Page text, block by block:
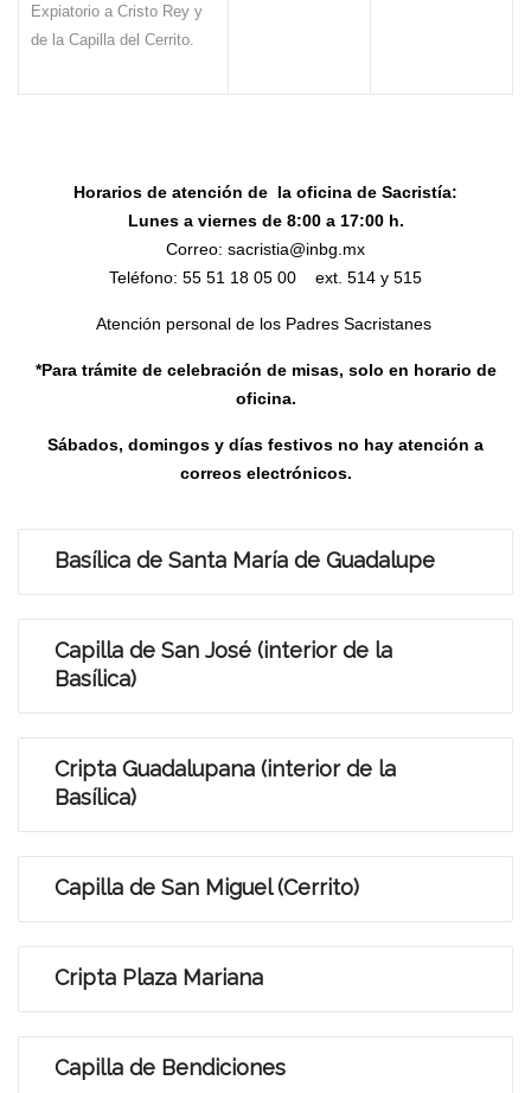
Expiatorio a Cristo Rey y
de la Capilla del Cerrito.
Horarios de atención de la oficina de Sacristía:
Lunes a viernes de 8:00 a 17:00 h.
Correo: sacristia@inbg.mx
Teléfono: 55 51 18 05 00 ext. 514 y 515
Atención personal de los Padres Sacristanes
*Para trámite de celebración de misas, solo en horario de
oficina.
Sábados, domingos y días festivos no hay atención a
correos electrónicos.
Basílica de Santa María de Guadalupe
Capilla de San José (interior de la
Basílica)
Cripta Guadalupana (interior de la
Basílica)
Capilla de San Miguel (Cerrito)
Cripta Plaza Mariana
Capilla de Bendiciones